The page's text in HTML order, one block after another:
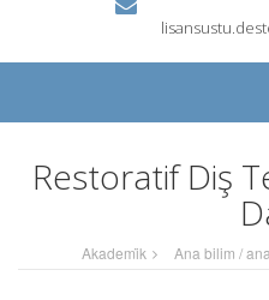
Restoratif Diş
Akademi̇k Ana bilim /